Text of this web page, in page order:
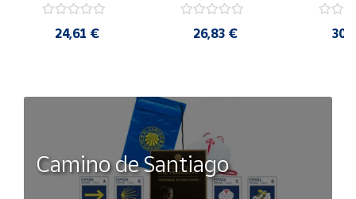
Igualdad de Género.
24,61 €
secreto y la
26,83 €
Camino de Santiago